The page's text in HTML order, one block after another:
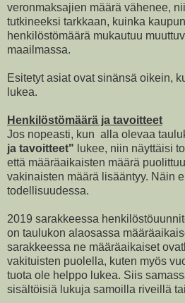
veronmaksajien määrä vähenee,
tutkineeksi tarkkaan, kuinka
henkilöstömäärä mukautuu
maailmassa.
Esitetyt asiat ovat sinänsä oikein,
lukea.
Henkilöstömäärä ja tavoitteet
Jos nopeasti, kun alla olevaa
ja tavoitteet" lukee, niin näyttäisi
että määräaikaisten määrä
vakinaisten määrä lisääntyy. Näin
todellisuudessa.
2019 sarakkeessa
on taulukon alaosassa
sarakkeessa ne määräaikaiset
vakituisten puolella, kuten myös
tuota ole helppo lukea. Siis
sisältöisiä lukuja samoilla riveillä